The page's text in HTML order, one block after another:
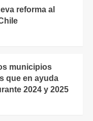
reforma al
municipios
que en ayuda
2024 y 2025